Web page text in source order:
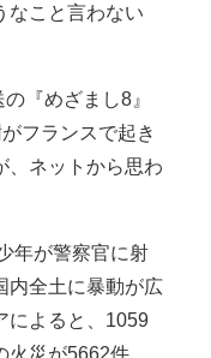
なこと言わない
『めざまし8』
フランスで起き
、ネットから思わ
年が警察官に射
内全土に暴動が広
によると、1059
災が5662件。